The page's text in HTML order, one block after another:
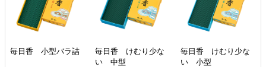
毎日香 小型バラ詰
毎日香 けむり少な
い 中型
毎日香 けむり少な
い 小型